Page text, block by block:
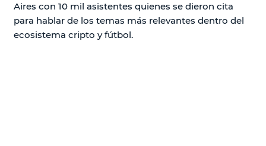
Aires con 10 mil asistentes quienes se dieron cita
para hablar de los temas más relevantes dentro del
ecosistema cripto y fútbol.